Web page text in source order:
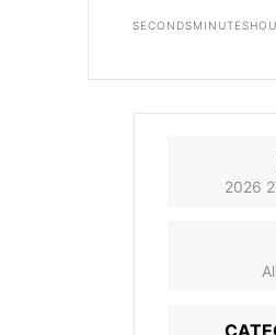
MINUTES
SECONDS